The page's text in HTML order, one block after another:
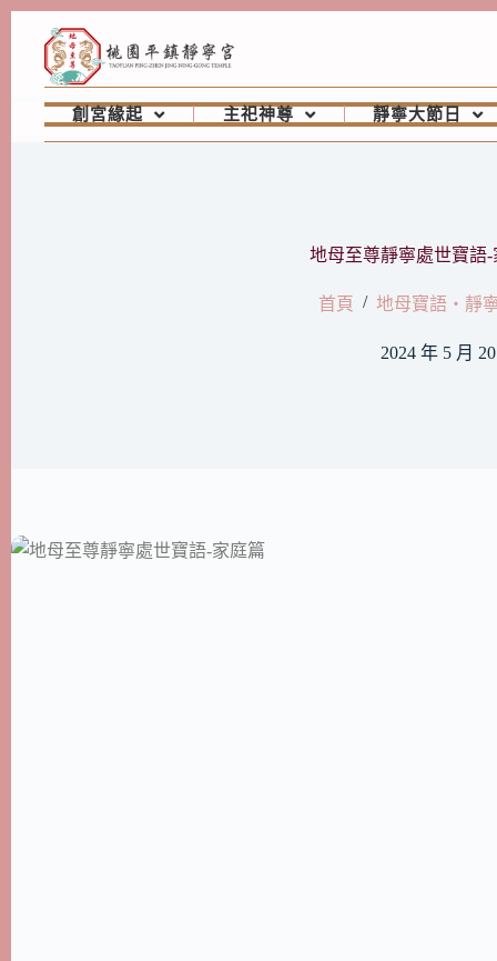
創宮緣起 主祀神尊 靜寧大節日
地母至尊靜寧處世寶語-
首頁 / 地母寶語‧靜
2024 年 5 月